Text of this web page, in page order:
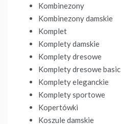
Kombinezony
Kombinezony damskie
Komplet
Komplety damskie
Komplety dresowe
Komplety dresowe basic
Komplety eleganckie
Komplety sportowe
Kopertówki
Koszule damskie